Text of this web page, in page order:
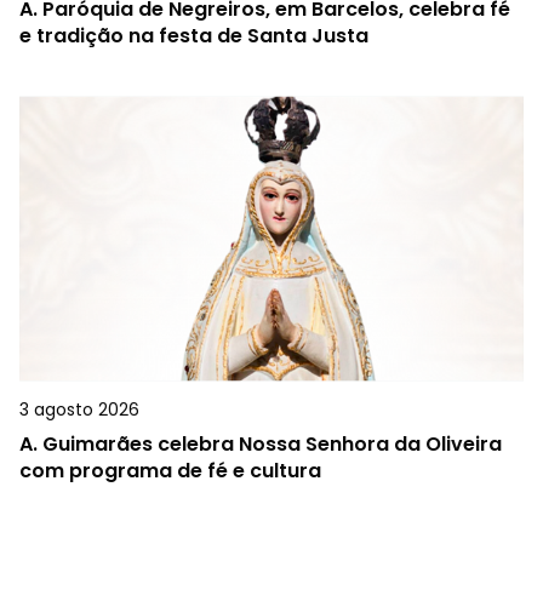
A. Paróquia de Negreiros, em Barcelos, celebra fé
e tradição na festa de Santa Justa
3 agosto 2026
A. Guimarães celebra Nossa Senhora da Oliveira
com programa de fé e cultura